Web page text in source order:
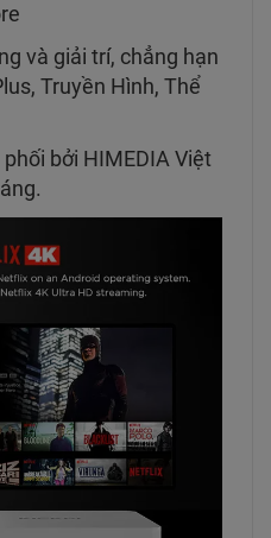
và giải trí, chẳng hạn
Truyền Hình, Thể
bởi HIMEDIA Việt